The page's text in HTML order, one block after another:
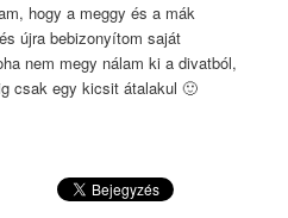
hogy a meggy és a mák
újra bebizonyítom saját
nem megy nálam ki a divatból,
csak egy kicsit átalakul 🙂